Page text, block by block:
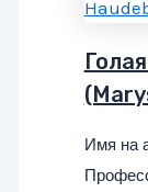
Имя на